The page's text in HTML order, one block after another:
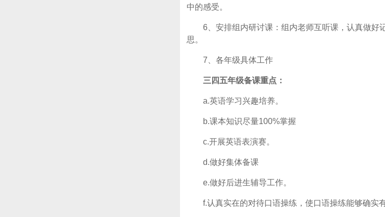
中的感受。
6、安排组内研讨课：组内老师互听课，认真做好
思。
7、各年级具体工作
三四五年级备课重点：
a.英语学习兴趣培养。
b.课本知识尽量100%掌握
c.开展英语表演赛。
d.做好集体备课
e.做好后进生辅导工作。
f.认真实在的对待口语操练，使口语操练能够确实